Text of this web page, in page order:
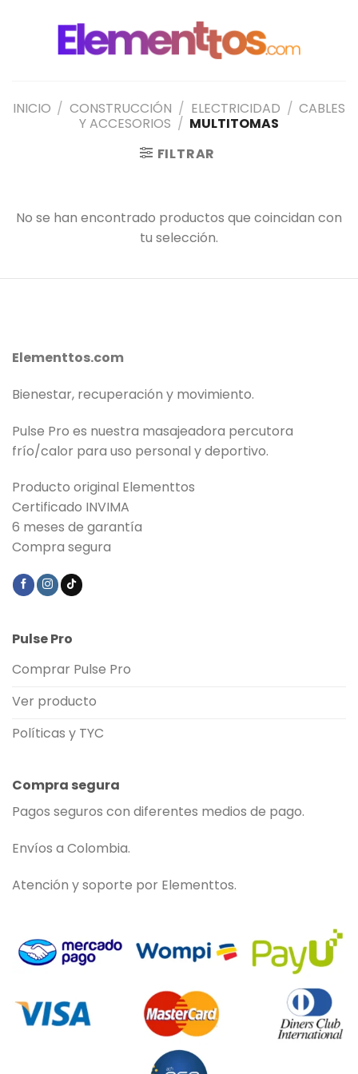
INICIO / CONSTRUCCIÓN / ELECTRICIDAD / CABLES
Y ACCESORIOS / MULTITOMAS
FILTRAR
No se han encontrado productos que coincidan con
tu selección.
Elementtos.com
Bienestar, recuperación y movimiento.
Pulse Pro es nuestra masajeadora percutora
frío/calor para uso personal y deportivo.
Producto original Elementtos
Certificado INVIMA
6 meses de garantía
Compra segura
Pulse Pro
Comprar Pulse Pro
Ver producto
Políticas y TYC
Compra segura
Pagos seguros con diferentes medios de pago.
Envíos a Colombia.
Atención y soporte por Elementtos.